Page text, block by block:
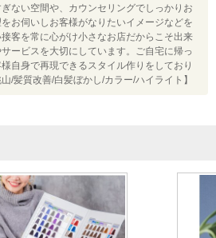
ない空間や、カウンセリングでしっかりお
お伺いしお客様がなりたいイメージなどを
客を常に心がけ小さなお店だからこそ出来
ービスを大切にしています。ご自宅に帰っ
自身で再現できるスタイル作りをしており
/髪質改善/白髪ぼかし/カラー/ハイライト】